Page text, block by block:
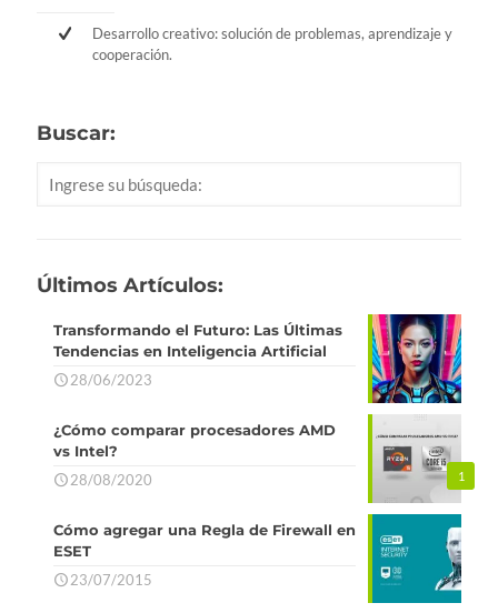
Desarrollo creativo: solución de problemas, aprendizaje y
cooperación.
Buscar:
Últimos Artículos:
Transformando el Futuro: Las Últimas
Tendencias en Inteligencia Artificial
28/06/2023
1
¿Cómo comparar procesadores AMD
vs Intel?
28/08/2020
Cómo agregar una Regla de Firewall en
ESET
23/07/2015